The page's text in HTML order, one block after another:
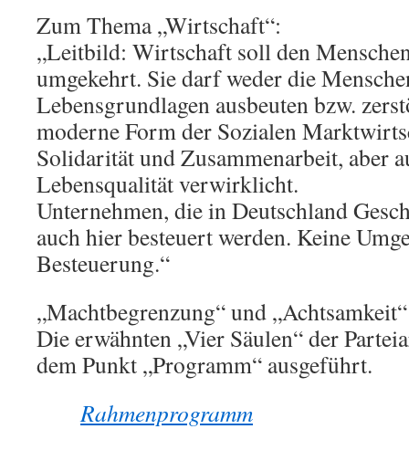
Zum Thema „Wirtschaft“:
„Leitbild: Wirtschaft soll den
umgekehrt. Sie darf weder die
Lebensgrundlagen ausbeuten bzw.
moderne Form der Sozialen
Solidarität und Zusammenarbeit, aber
Lebensqualität verwirklicht.
Unternehmen, die in Deutschland
auch hier besteuert werden. Keine
Besteuerung.“
„Machtbegrenzung“ und „Achtsamkeit“
Die erwähnten „Vier Säulen“ der
dem Punkt „Programm“ ausgeführt.
Rahmenprogramm